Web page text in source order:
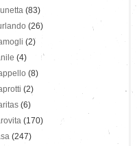
(83)
(26)
(2)
(4)
(8)
(2)
(6)
(170)
(247)